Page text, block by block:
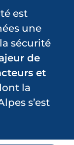
est
une
sécurité
de
et
la
s’est